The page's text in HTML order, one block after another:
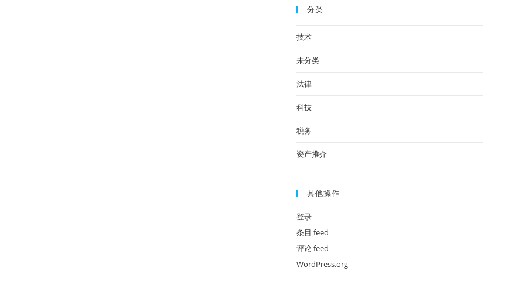
分类
技术
未分类
法律
科技
税务
资产推介
其他操作
登录
条目 feed
评论 feed
WordPress.org